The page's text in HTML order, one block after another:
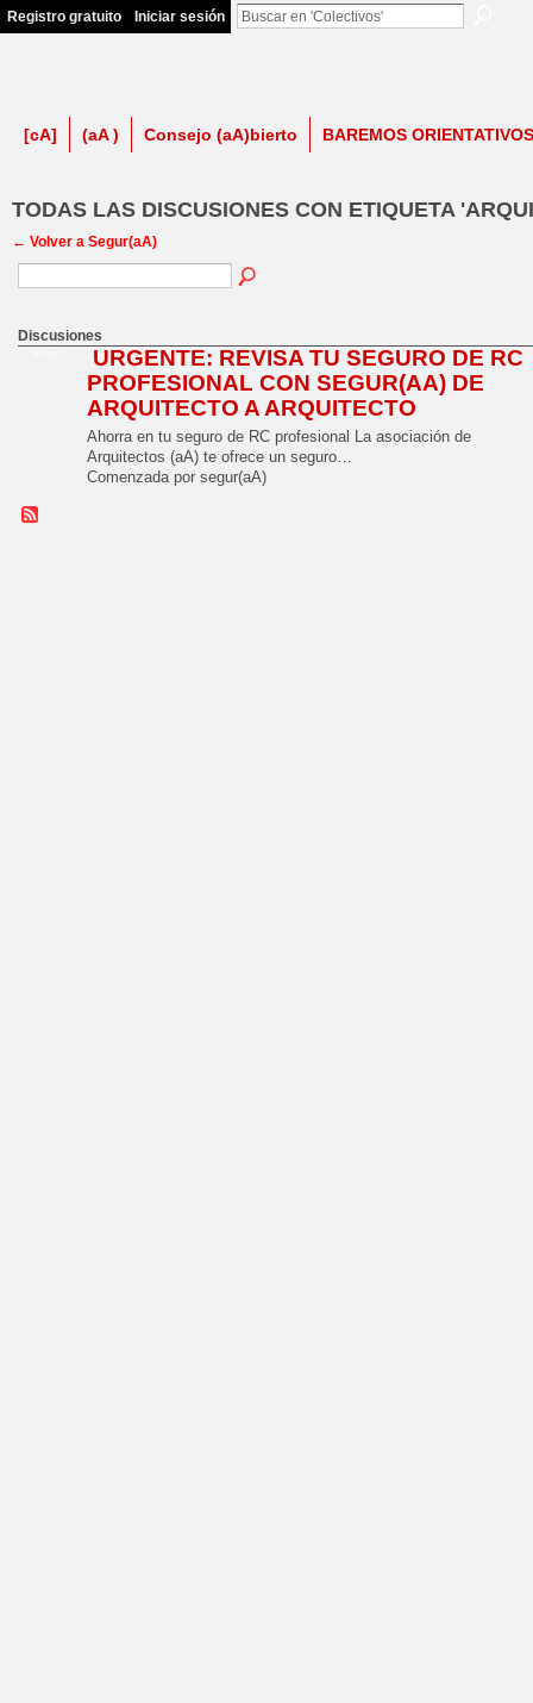
Registro gratuito Iniciar sesión
[cA] (aA ) Consejo (aA)bierto BAREMOS ORIENTATIVOS
TODAS LAS DISCUSIONES CON ETIQUETA
← Volver a Segur(aA)
Discusiones
URGENTE: REVISA TU SEGURO DE RC
PROFESIONAL CON SEGUR(AA) DE
ARQUITECTO A ARQUITECTO
Ahorra en tu seguro de RC profesional La asociación de
Arquitectos (aA) te ofrece un seguro…
Comenzada por segur(aA)